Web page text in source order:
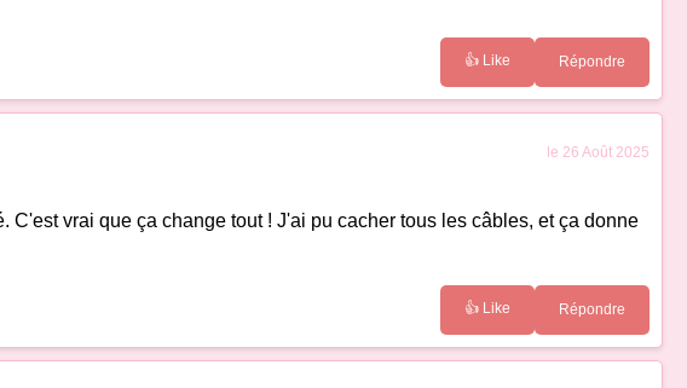
👍 Like Répondre
le 26 Août 2025
vrai que ça change tout ! J'ai pu cacher tous les câbles, et ça donne
👍 Like Répondre